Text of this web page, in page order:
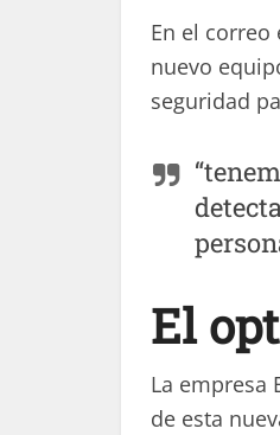
En el correo
nuevo
seguridad
El
La empresa
de esta